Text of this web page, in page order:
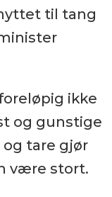
til tang
ikke
og gunstige
tare gjør
være stort.